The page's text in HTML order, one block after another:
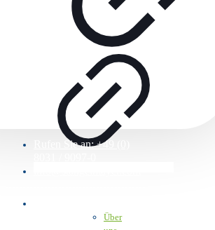
Rufen Sie an: +49 (0)
Über